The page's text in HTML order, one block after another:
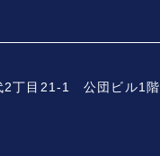
2丁目21-1 公団ビル1階